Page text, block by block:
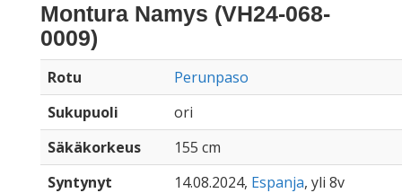
Montura Namys (VH24-068-
0009)
Rotu
Perunpaso
Sukupuoli
ori
Säkäkorkeus
155 cm
Syntynyt
14.08.2024, Espanja, yli 8v